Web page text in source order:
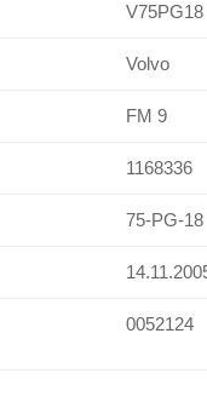
V75PG18
Volvo
FM 9
1168336
75-PG-18
0052124